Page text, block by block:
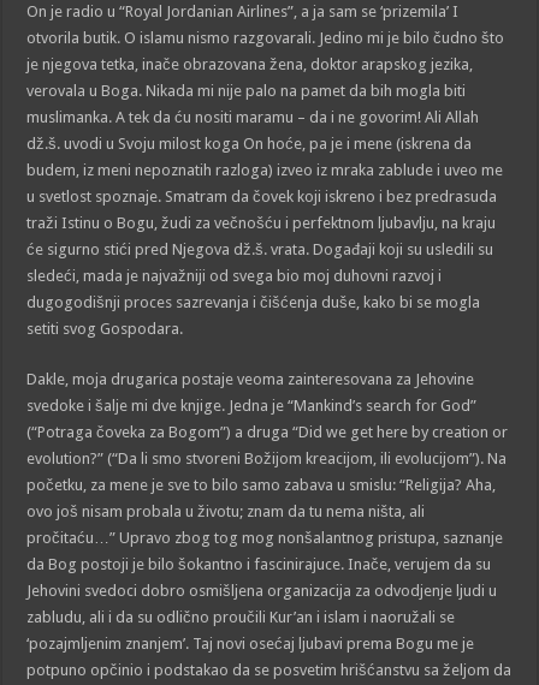
On je radio u “Royal Jordanian Airlines”, a ja sam se ‘prizemila’ I
otvorila butik. O islamu nismo razgovarali. Jedino mi je bilo čudno što
je njegova tetka, inače obrazovana žena, doktor arapskog jezika,
verovala u Boga. Nikada mi nije palo na pamet da bih mogla biti
muslimanka. A tek da ću nositi maramu – da i ne govorim! Ali Allah
dž.š. uvodi u Svoju milost koga On hoće, pa je i mene (iskrena da
budem, iz meni nepoznatih razloga) izveo iz mraka zablude i uveo me
u svetlost spoznaje. Smatram da čovek koji iskreno i bez predrasuda
traži Istinu o Bogu, žudi za večnošću i perfektnom ljubavlju, na kraju
će sigurno stići pred Njegova dž.š. vrata. Događaji koji su usledili su
sledeći, mada je najvažniji od svega bio moj duhovni razvoj i
dugogodišnji proces sazrevanja i čišćenja duše, kako bi se mogla
setiti svog Gospodara.
Dakle, moja drugarica postaje veoma zainteresovana za Jehovine
svedoke i šalje mi dve knjige. Jedna je “Mankind’s search for God”
(“Potraga čoveka za Bogom”) a druga “Did we get here by creation or
evolution?” (“Da li smo stvoreni Božijom kreacijom, ili evolucijom”). Na
početku, za mene je sve to bilo samo zabava u smislu: “Religija? Aha,
ovo još nisam probala u životu; znam da tu nema ništa, ali
pročitaću…” Upravo zbog tog mog nonšalantnog pristupa, saznanje
da Bog postoji je bilo šokantno i fascinirajuce. Inače, verujem da su
Jehovini svedoci dobro osmišljena organizacija za odvodjenje ljudi u
zabludu, ali i da su odlično proučili Kur’an i islam i naoružali se
‘pozajmljenim znanjem’. Taj novi osećaj ljubavi prema Bogu me je
potpuno opčinio i podstakao da se posvetim hrišćanstvu sa željom da